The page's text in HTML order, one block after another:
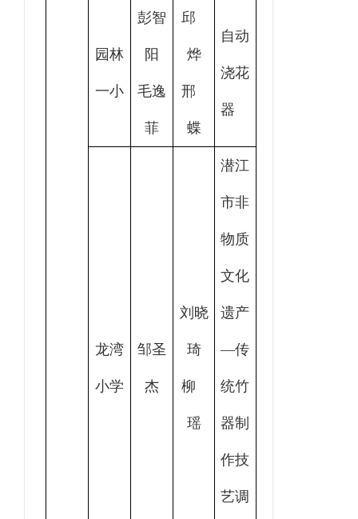
园林
一小
彭智
阳
毛逸
菲
邱
烨
邢
蝶
自动
浇花
器
龙湾
小学
邹圣
杰
刘晓
琦
柳
瑶
潜江
市非
物质
文化
遗产
—传
统竹
器制
作技
艺调